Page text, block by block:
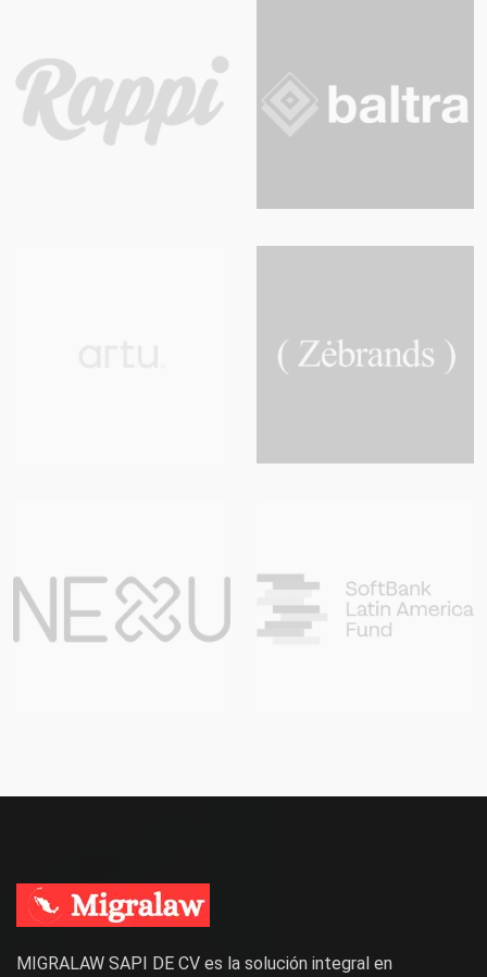
MIGRALAW SAPI DE CV es la solución integral en